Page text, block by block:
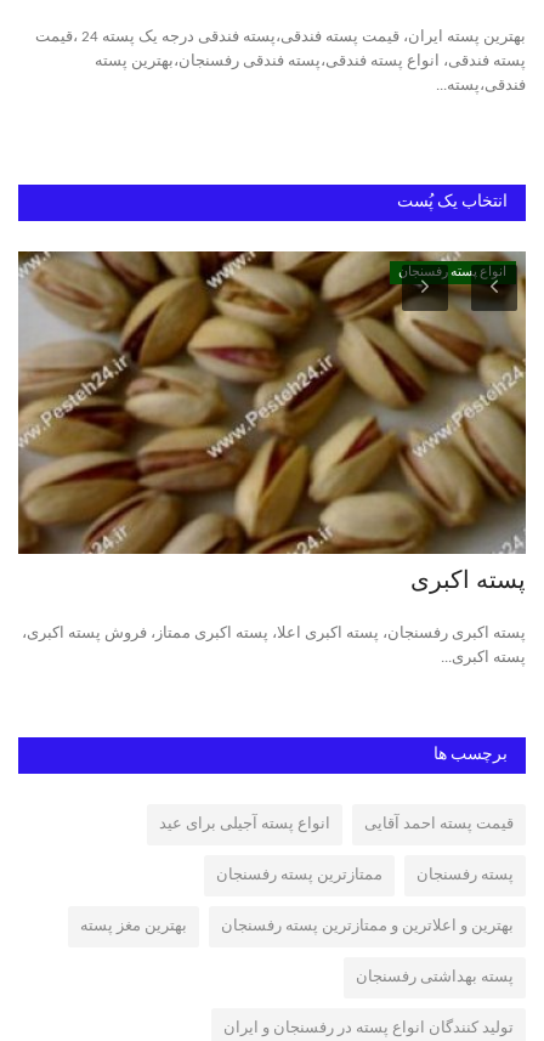
خرید پسته رفسنجان
بهترین پسته ایران، قیمت پسته فندقی،پسته فندقی درجه یک پسته 24 ،قیمت
پسته فندقی، انواع پسته فندقی،پسته فندقی رفسنجان،بهترین پسته
فندقی،پسته...
انتخاب یک پُست
انواع پسته رفسنجان
پسته اکبری
پسته اکبری رفسنجان، پسته اکبری اعلا، پسته اکبری ممتاز، فروش پسته اکبری،
پسته اکبری...
برچسب ها
قیمت پسته احمد آقایی انواع پسته آجیلی برای عید
پسته رفسنجان ممتازترین پسته رفسنجان
بهترین و اعلاترین و ممتازترین پسته رفسنجان بهترین مغز پسته
پسته بهداشتی رفسنجان
تولید کنندگان انواع پسته در رفسنجان و ایران